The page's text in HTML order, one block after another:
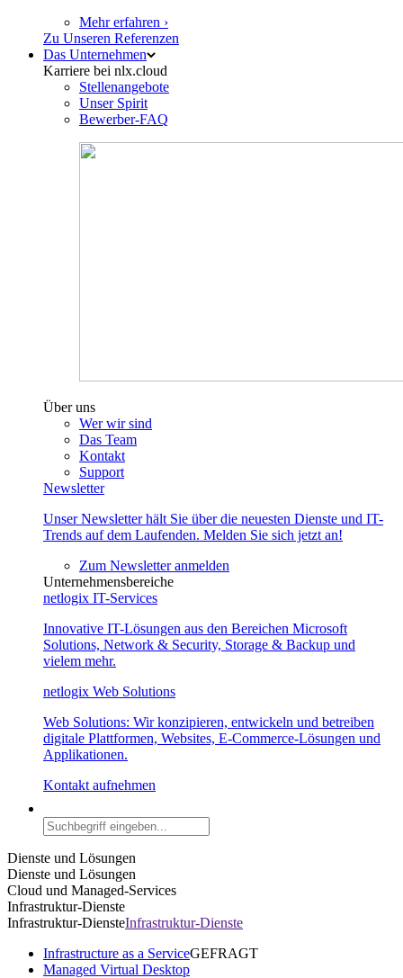
Mehr erfahren ›
Zu Unseren Referenzen
Das Unternehmen
Karriere bei nlx.cloud
Stellenangebote
Unser Spirit
Bewerber-FAQ
Über uns
Wer wir sind
Das Team
Kontakt
Support
Newsletter
Unser Newsletter hält Sie über die neuesten Dienste und IT-
Trends auf dem Laufenden. Melden Sie sich jetzt an!
Zum Newsletter anmelden
Unternehmensbereiche
netlogix IT-Services
Innovative IT-Lösungen aus den Bereichen Microsoft
Solutions, Network & Security, Storage & Backup und
vielem mehr.
netlogix Web Solutions
Web Solutions: Wir konzipieren, entwickeln und betreiben
digitale Plattformen, Websites, E-Commerce-Lösungen und
Applikationen.
Kontakt aufnehmen
Dienste und Lösungen
Dienste und Lösungen
Cloud und Managed-Services
Infrastruktur-Dienste
Infrastruktur-DiensteInfrastruktur-Dienste
Infrastructure as a ServiceGEFRAGT
Managed Virtual Desktop